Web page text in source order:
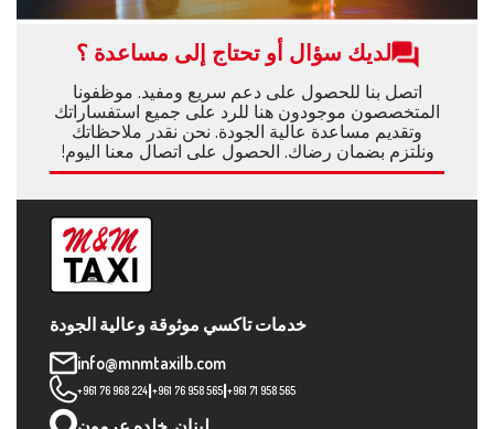
لديك سؤال أو تحتاج إلى مساعدة ؟
اتصل بنا للحصول على دعم سريع ومفيد. موظفونا
المتخصصون موجودون هنا للرد على جميع استفساراتك
وتقديم مساعدة عالية الجودة. نحن نقدر ملاحظاتك
ونلتزم بضمان رضاك. الحصول على اتصال معنا اليوم!
خدمات تاكسي موثوقة وعالية الجودة
info@mnmtaxilb.com
+961 76 968 224|+961 76 958 565|+961 71 958 565